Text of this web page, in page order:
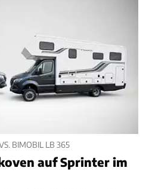
BIMOBIL LB 365
auf Sprinter im